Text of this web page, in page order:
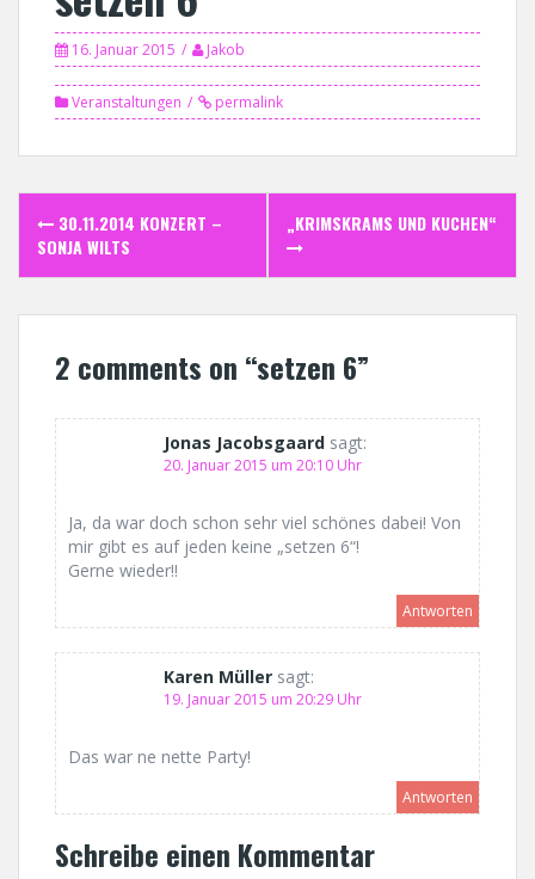
16. Januar 2015 Jakob
Veranstaltungen permalink
Post
navigation
30.11.2014 KONZERT –
SONJA WILTS
„KRIMSKRAMS UND KUCHEN“
2 comments on “setzen 6”
Jonas Jacobsgaard sagt:
20. Januar 2015 um 20:10 Uhr
Ja, da war doch schon sehr viel schönes dabei! Von
mir gibt es auf jeden keine „setzen 6“!
Gerne wieder!!
Antworten
Karen Müller sagt:
19. Januar 2015 um 20:29 Uhr
Das war ne nette Party!
Antworten
Schreibe einen Kommentar